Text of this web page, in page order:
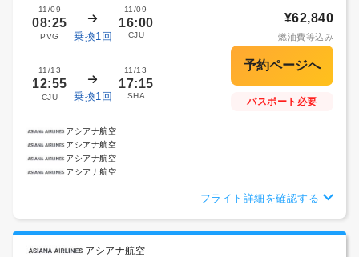
11/09
08:25
PVG 乗換1回
11/09
16:00
CJU
11/13
12:55
CJU 乗換1回
11/13
17:15
SHA
¥62,840
燃油費等込み
パスポート必要
アシアナ航空
アシアナ航空
アシアナ航空
アシアナ航空
フライト詳細を確認する
アシアナ航空